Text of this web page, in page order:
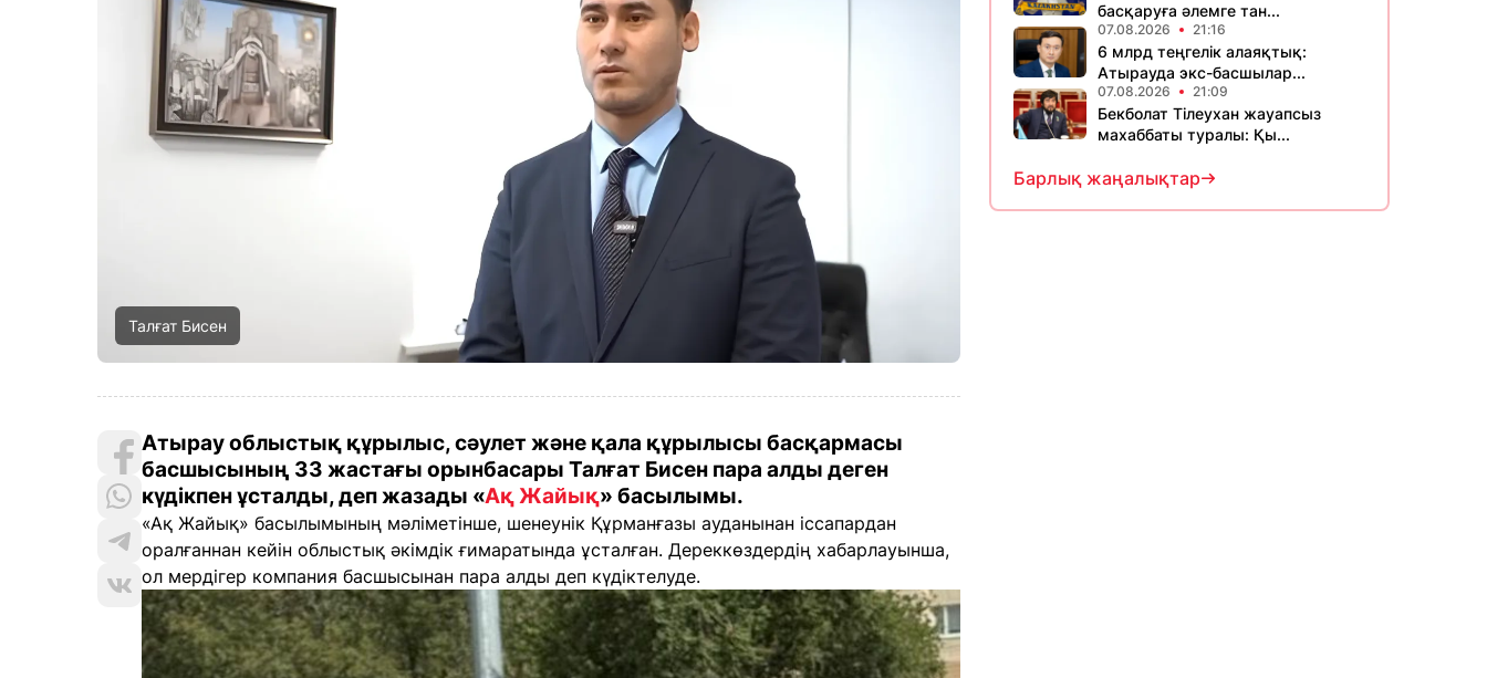
Талғат Бисен
Атырау облыстық құрылыс, сәулет және қала құрылысы басқармасы
басшысының 33 жастағы орынбасары Талғат Бисен пара алды деген
күдікпен ұсталды, деп жазады «Ақ Жайық» басылымы.
«Ақ Жайық» басылымының мәліметінше, шенеунік Құрманғазы ауданынан іссапардан
оралғаннан кейін облыстық әкімдік ғимаратында ұсталған. Дереккөздердің хабарлауынша,
ол мердігер компания басшысынан пара алды деп күдіктелуде.
басқаруға әлемге тан...
07.08.2026 21:16
6 млрд теңгелік алаяқтық:
Атырауда экс-басшылар...
07.08.2026 21:09
Бекболат Тілеухан жауапсыз
махаббаты туралы: Қы...
Барлық жаңалықтар